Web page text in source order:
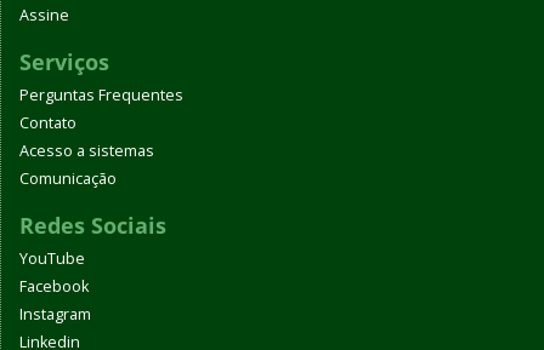
Assine
Serviços
Perguntas Frequentes
Contato
Acesso a sistemas
Comunicação
Redes Sociais
YouTube
Facebook
Instagram
Linkedin